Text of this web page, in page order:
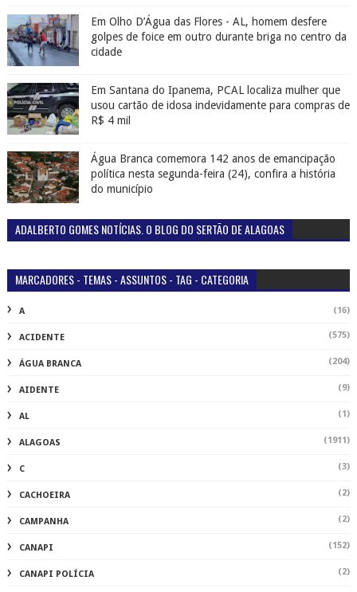
Em Olho D’Água das Flores - AL, homem desfere
golpes de foice em outro durante briga no centro da
cidade
Em Santana do Ipanema, PCAL localiza mulher que
usou cartão de idosa indevidamente para compras de
R$ 4 mil
Água Branca comemora 142 anos de emancipação
política nesta segunda-feira (24), confira a história
do município
ADALBERTO GOMES NOTÍCIAS. O BLOG DO SERTÃO DE ALAGOAS
MARCADORES - TEMAS - ASSUNTOS - TAG - CATEGORIA
A (16)
ACIDENTE (575)
ÁGUA BRANCA (204)
AIDENTE (9)
AL (1)
ALAGOAS (1911)
C (3)
CACHOEIRA (2)
CAMPANHA (2)
CANAPI (152)
CANAPI POLÍCIA (2)